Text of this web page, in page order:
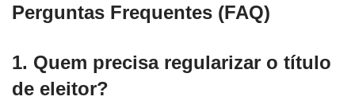
Perguntas Frequentes (FAQ)
1. Quem precisa regularizar o título
de eleitor?